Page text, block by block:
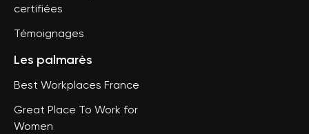
certifiées
Témoignages
Les palmarès
Best Workplaces France
Great Place To Work for
Women